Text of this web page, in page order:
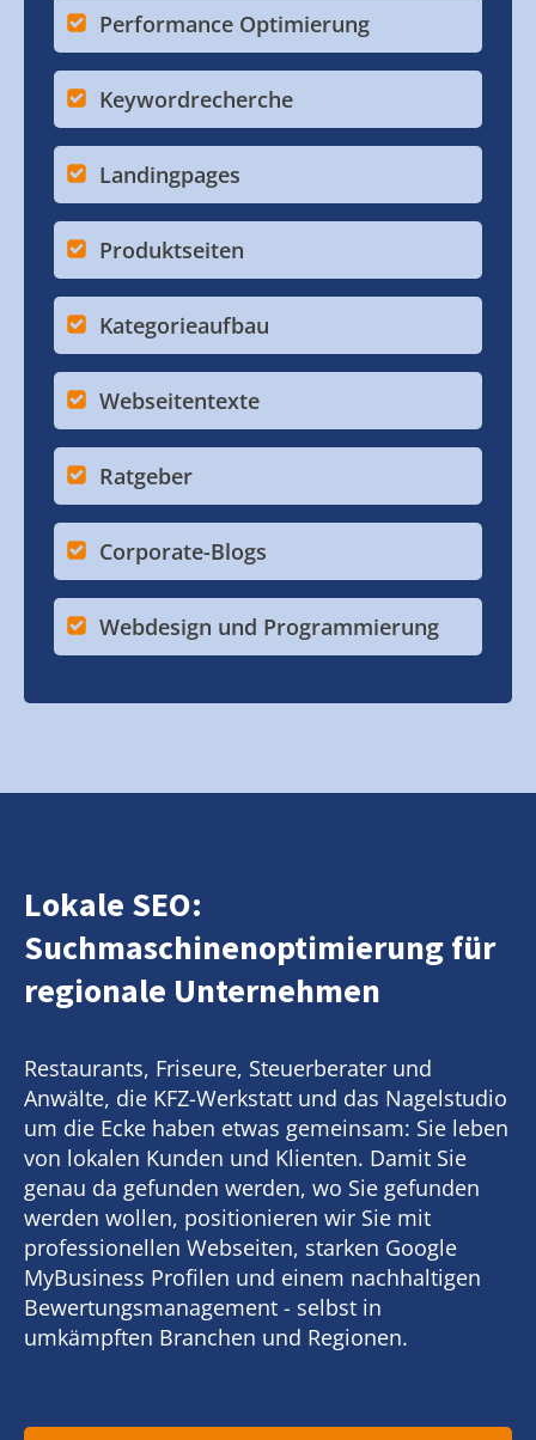
Performance Optimierung
Keywordrecherche
Landingpages
Produktseiten
Kategorieaufbau
Webseitentexte
Ratgeber
Corporate-Blogs
Webdesign und Programmierung
Lokale SEO:
Suchmaschinenoptimierung für
regionale Unternehmen
Restaurants, Friseure, Steuerberater und
Anwälte, die KFZ-Werkstatt und das Nagelstudio
um die Ecke haben etwas gemeinsam: Sie leben
von lokalen Kunden und Klienten. Damit Sie
genau da gefunden werden, wo Sie gefunden
werden wollen, positionieren wir Sie mit
professionellen Webseiten, starken Google
MyBusiness Profilen und einem nachhaltigen
Bewertungsmanagement - selbst in
umkämpften Branchen und Regionen.